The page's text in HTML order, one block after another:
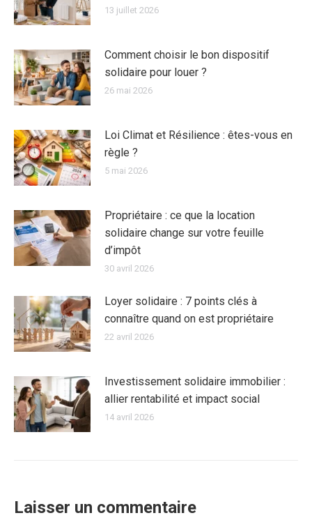
13 juillet 2026
Comment choisir le bon dispositif
solidaire pour louer ?
26 mai 2026
Loi Climat et Résilience : êtes-vous en
règle ?
5 mai 2026
Propriétaire : ce que la location
solidaire change sur votre feuille
d’impôt
30 avril 2026
Loyer solidaire : 7 points clés à
connaître quand on est propriétaire
22 avril 2026
Investissement solidaire immobilier :
allier rentabilité et impact social
14 avril 2026
Laisser un commentaire